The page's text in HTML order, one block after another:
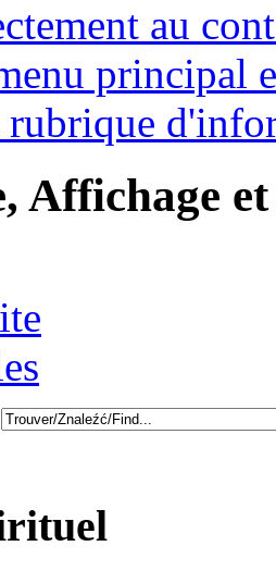
au
principal
Affichage